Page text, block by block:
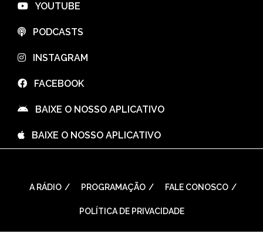
⠀YOUTUBE
⠀PODCASTS
⠀INSTAGRAM
⠀FACEBOOK
⠀BAIXE O NOSSO APLICATIVO
⠀BAIXE O NOSSO APLICATIVO
A RÁDIO PROGRAMAÇÃO FALE CONOSCO
POLÍTICA DE PRIVACIDADE